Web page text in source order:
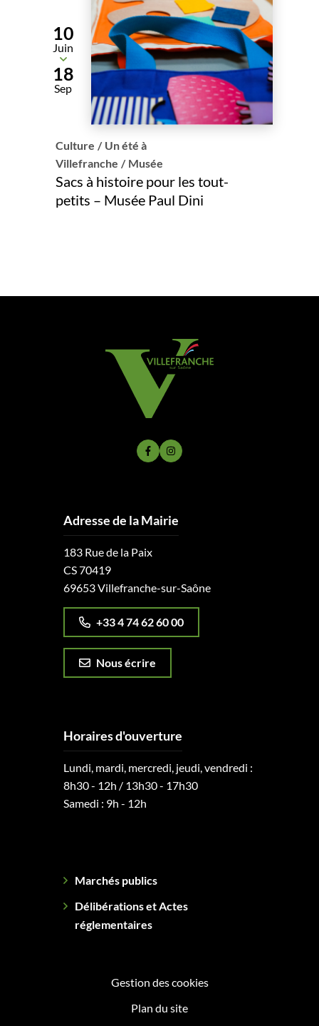
Sacs à histoire pour les tout-
petits – Musée Paul Dini
Culture / Un été à
Villefranche / Musée
Du
10
Juin
18
Sep
Lien vers le compte Facebook
Lien vers le compte Instagram
Adresse de la Mairie
183 Rue de la Paix
CS 70419
69653 Villefranche-sur-Saône
+33 4 74 62 60 00
Nous écrire
Horaires d'ouverture
Lundi, mardi, mercredi, jeudi, vendredi :
8h30 - 12h / 13h30 - 17h30
Samedi : 9h - 12h
Marchés publics
Délibérations et Actes
réglementaires
Gestion des cookies
Plan du site